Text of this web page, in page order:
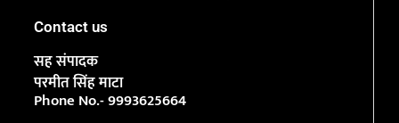
Contact us
सह संपादक
परमीत सिंह माटा
Phone No.- 9993625664